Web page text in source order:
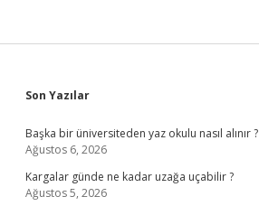
Sidebar
Son Yazılar
Başka bir üniversiteden yaz okulu nasıl alınır ?
Ağustos 6, 2026
Kargalar günde ne kadar uzağa uçabilir ?
Ağustos 5, 2026